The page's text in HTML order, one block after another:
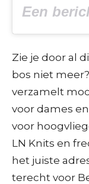
Een
Zie je door al
bos niet
verzamelt
voor dames
voor
LN Knits en
het juiste
terecht voor